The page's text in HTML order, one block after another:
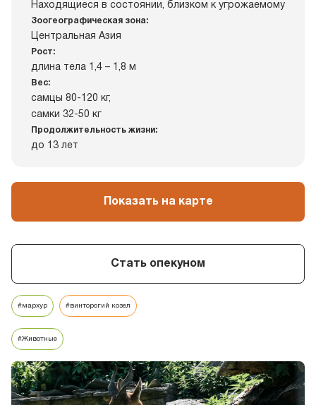
Находящиеся в состоянии, близком к угрожаемому
Зоогеографическая зона:
Центральная Азия
Рост:
длина тела 1,4 – 1,8 м
Вес:
самцы 80-120 кг,
самки 32-50 кг
Продолжительность жизни:
до 13 лет
Показать на карте
Стать опекуном
#мархур #винторогий козел
#Животные